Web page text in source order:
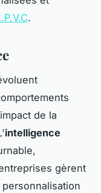
.
de la
intelligence
gèrent